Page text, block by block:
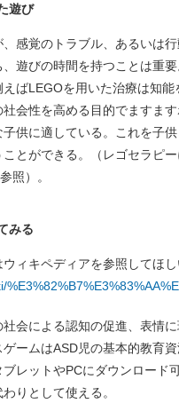
遊び
感覚のトラブル、あるいは
遊びの時間を持つことは重
ばLEGOを用いた治療は知
会性を高める目的でますま
供に適している。これを子
とができる。（レゴセラピ
照）。
みる
ィキペディアを参照してほし
会による認知の促進、表情
ームはASD児の基本的教育
レットやPCにダウンロード
りとして使える。